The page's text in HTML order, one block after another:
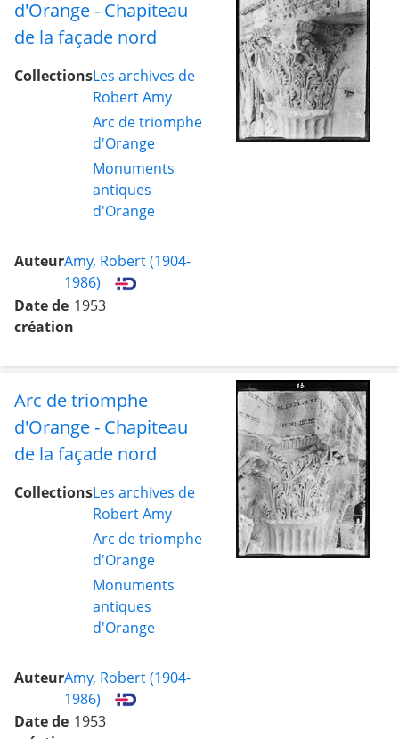
d'Orange - Chapiteau
de la façade nord
CollectionsLes archives de
Robert Amy
Arc de triomphe
d'Orange
Monuments
antiques
d'Orange
AuteurAmy, Robert (1904-
1986)
Date de
création
1953
Arc de triomphe
d'Orange - Chapiteau
de la façade nord
CollectionsLes archives de
Robert Amy
Arc de triomphe
d'Orange
Monuments
antiques
d'Orange
AuteurAmy, Robert (1904-
1986)
Date de 1953